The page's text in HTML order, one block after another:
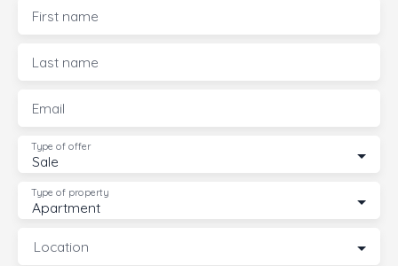
First name
Last name
Email
Sale
Type of offer
Apartment
Type of property
Location